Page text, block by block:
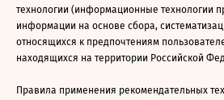
технологии (информационные технологии
информации на основе сбора,
относящихся к предпочтениям
находящихся на территории Российской
Правила применения рекомендательных